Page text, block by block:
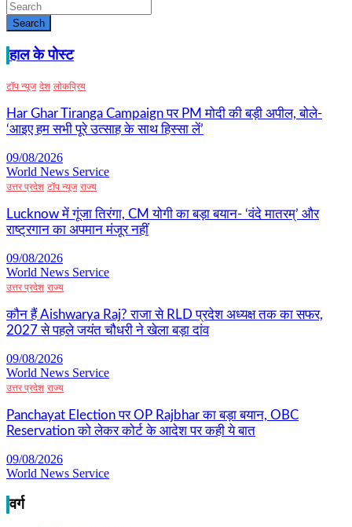
Search
हाल के पोस्ट
टॉप न्यूज देश लोकप्रिय
Har Ghar Tiranga Campaign पर PM मोदी की बड़ी अपील, बोले-
‘आइए हम सभी पूरे उत्साह के साथ हिस्सा लें’
09/08/2026
World News Service
उत्तर प्रदेश टॉप न्यूज राज्य
Lucknow में गूंजा तिरंगा, CM योगी का बड़ा बयान- ‘वंदे मातरम्’ और
राष्ट्रगान का अपमान मंजूर नहीं
09/08/2026
World News Service
उत्तर प्रदेश राज्य
कौन हैं Aishwarya Raj? राजा से RLD प्रदेश अध्यक्ष तक का सफर,
2027 से पहले जयंत चौधरी ने खेला बड़ा दांव
09/08/2026
World News Service
उत्तर प्रदेश राज्य
Panchayat Election पर OP Rajbhar का बड़ा बयान, OBC
Reservation को लेकर कोर्ट के आदेश पर कही ये बात
09/08/2026
World News Service
वर्ग